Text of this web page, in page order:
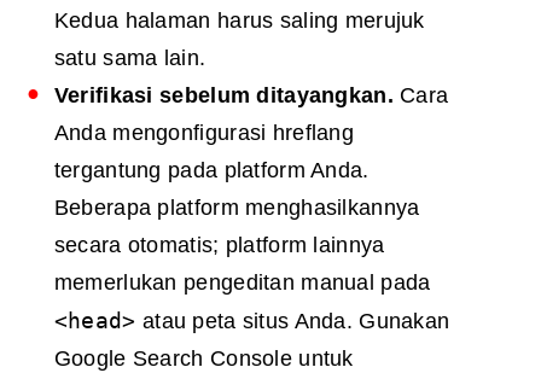
Kedua halaman harus saling merujuk
satu sama lain.
Verifikasi sebelum ditayangkan. Cara
Anda mengonfigurasi hreflang
tergantung pada platform Anda.
Beberapa platform menghasilkannya
secara otomatis; platform lainnya
memerlukan pengeditan manual pada
<head> atau peta situs Anda. Gunakan
Google Search Console untuk